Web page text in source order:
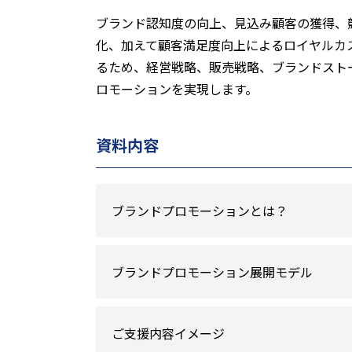
ブランド認知度の向上、見込み顧客の獲得
化、加えて顧客満足度向上によるロイヤル
るため、経営戦略、販売戦略、ブランドス
ロモーションを実現します。
資料内容
ブランドプロモーションとは？
ブランドプロモーション展開モデル
ご支援内容イメージ